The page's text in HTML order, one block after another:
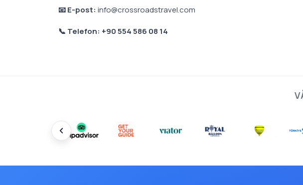
📧 E-post: info@crossroadstravel.com
📞 Telefon: +90 554 586 08 14